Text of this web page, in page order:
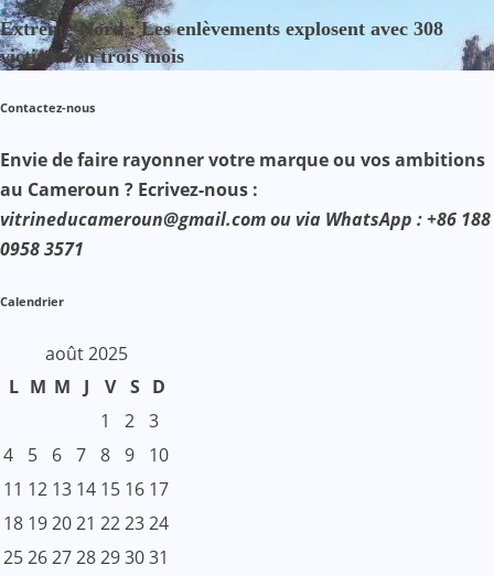
Extrême-Nord : Les enlèvements explosent avec 308
victimes en trois mois
Contactez-nous
Envie de faire rayonner votre marque ou vos ambitions
au Cameroun ? Ecrivez-nous :
vitrineducameroun@gmail.com ou via WhatsApp : +86 188
0958 3571
Calendrier
août 2025
L M M J V S D
1
2 3
4
5 6 7 8 9
10
11 12 13 14 15 16 17
18 192021 222324
25262728293031